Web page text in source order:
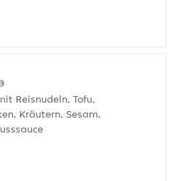
Reisnudeln, Tofu,
Kräutern, Sesam,